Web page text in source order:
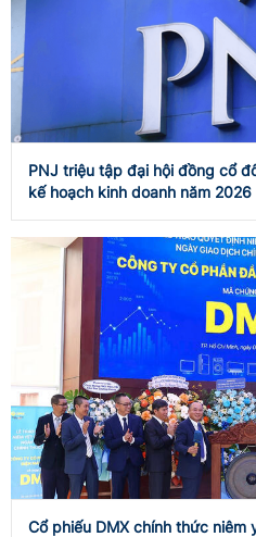
PNJ triệu tập đại hội đồng cổ
kế hoạch kinh doanh năm 2026
Cổ phiếu DMX chính thức niêm